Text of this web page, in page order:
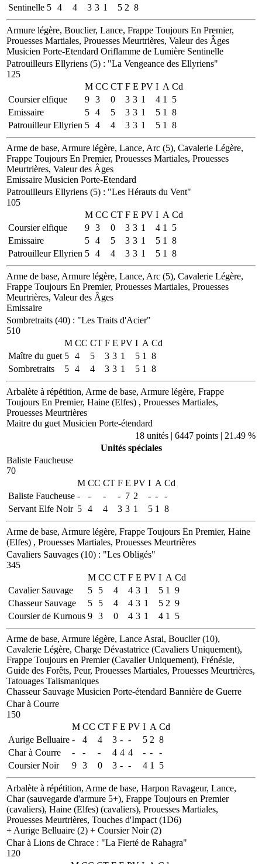
Sentinelle 5 4 4 3 3 1 5 2 8
Armure légère, Bouclier, Lance, Frappe Toujours En Premier,
Prouesses Martiales, Prouesses Meurtrières, Valeur des Âges
Musicien Porte-Etendard Oriflamme de Lumière Sentinelle
Patrouilleurs Ellyriens (5) : "La Vengeance des Ellyriens"
125
M CC CT F E PV I A Cd
Coursier elfique
9 3 0 3 3 1 4 1
5
Emissaire
5 4 5 3 3 1 5 1
8
Patrouilleur Ellyrien 5 4 4 3 3 1 5 1 8
Arme de base, Armure légère, Lance, Arc (5), Cavalerie Légère,
Frappe Toujours En Premier, Prouesses Martiales, Prouesses
Meurtrières, Valeur des Âges
Emissaire Musicien Porte-Etendard
Patrouilleurs Ellyriens (5) : "Les Hérauts du Vent"
105
M CC CT F E PV I A Cd
Coursier elfique
9 3 0 3 3 1 4 1
5
Emissaire
5 4 5 3 3 1 5 1
8
Patrouilleur Ellyrien 5 4 4 3 3 1 5 1 8
Arme de base, Armure légère, Lance, Arc (5), Cavalerie Légère,
Frappe Toujours En Premier, Prouesses Martiales, Prouesses
Meurtrières, Valeur des Âges
Emissaire
Sombretraits (40) : "Les Traits d'Acier"
510
M CC CT F E PV I A Cd
Maître du guet 5 4 5 3 3 1 5 1
8
Sombretraits
5 4 4 3 3 1 5 1 8
Arbalète à répétition, Arme de base, Armure légère, Frappe
Toujours En Premier, Haine (Elfes) , Prouesses Martiales,
Prouesses Meurtrières
Maitre du guet Musicien Porte-étendard
18 unités | 6447 points | 21.49 %
Unités spéciales
Baliste Faucheuse
70
M CC CT F E PV I A Cd
Baliste Faucheuse - - - - 7 2 - -
-
Servant Elfe Noir 5 4 4 3 3 1 5 1 8
Arme de base, Armure légère, Frappe Toujours En Premier, Haine
(Elfes) , Prouesses Martiales, Prouesses Meurtrières
Cavaliers Sauvages (10) : "Les Obligés"
345
M CC CT F E PV I A Cd
Cavalier Sauvage
5 5 4 4 3 1 5 1
9
Chasseur Sauvage
5 5 4 4 3 1 5 2 9
Coursier de Kurnous 9 3 0 4 3 1 4 1 5
Arme de base, Armure légère, Lance Asrai, Bouclier (10),
Cavalerie Légère, Charge Dévastatrice (Cavaliers Uniquement),
Frappe Toujours en Premier (Cavalier Uniquement), Frénésie,
Guide des Forêts, Peur, Prouesses Martiales, Prouesses Meurtrières,
Tatouages Talismaniques
Chasseur Sauvage Musicien Porte-étendard Bannière de Guerre
Char à Courre
150
M CC CT F E PV I A Cd
Aurige Belluaire - 4 4 3 - - 5 2 8
Char à Courre
- - - 4 4 4 - -
-
Coursier Noir
9 3 0 3 - - 4 1 5
Arbalète à répétition, Arme de base, Harpon Ravageur, Lance,
Char (sauvegarde d'armure 5+), Frappe Toujours en Premier
(cavaliers), Haine (Elfes) (cavaliers), Prouesses Martiales,
Prouesses Meurtrières, Touches d'Impact (1D6)
+ Aurige Belluaire (2) + Coursier Noir (2)
Char à Lions de Chrace : "La Fierté de Rahagra"
120